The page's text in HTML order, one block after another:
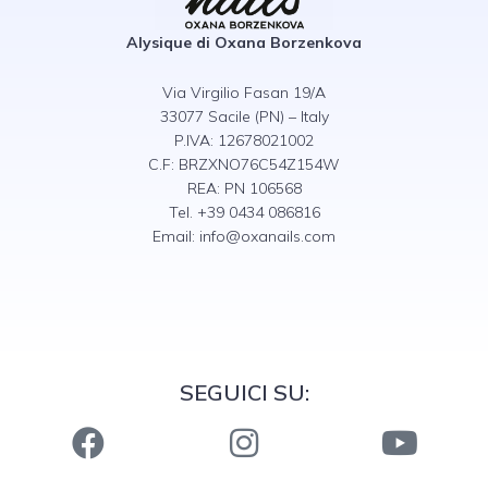
Alysique di Oxana Borzenkova
Via Virgilio Fasan 19/A
33077 Sacile (PN) – Italy
P.IVA: 12678021002
C.F: BRZXNO76C54Z154W
REA: PN 106568
Tel. +39 0434 086816
Email: info@oxanails.com
SEGUICI SU: